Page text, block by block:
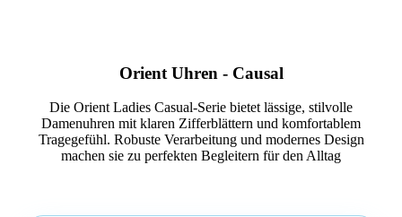
Orient Uhren - Causal
Die Orient Ladies Casual-Serie bietet lässige, stilvolle
Damenuhren mit klaren Zifferblättern und komfortablem
Tragegefühl. Robuste Verarbeitung und modernes Design
machen sie zu perfekten Begleitern für den Alltag